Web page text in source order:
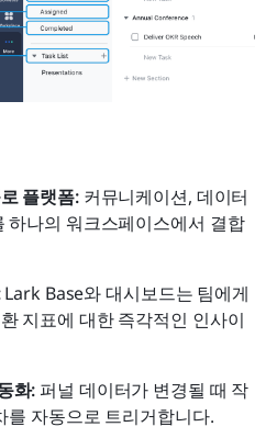
플랫폼: 커뮤니케이션, 데이터
하나의 워크스페이스에서 결합
Lark Base와 대시보드는 팀에게
지표에 대한 즉각적인 인사이
화: 퍼널 데이터가 변경될 때 작
를 자동으로 트리거합니다.